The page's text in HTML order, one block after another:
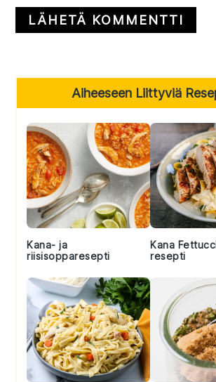
Primary
Sidebar
Aiheeseen Liittyviä
Kana- ja
riisisopparesepti
Kana
resepti